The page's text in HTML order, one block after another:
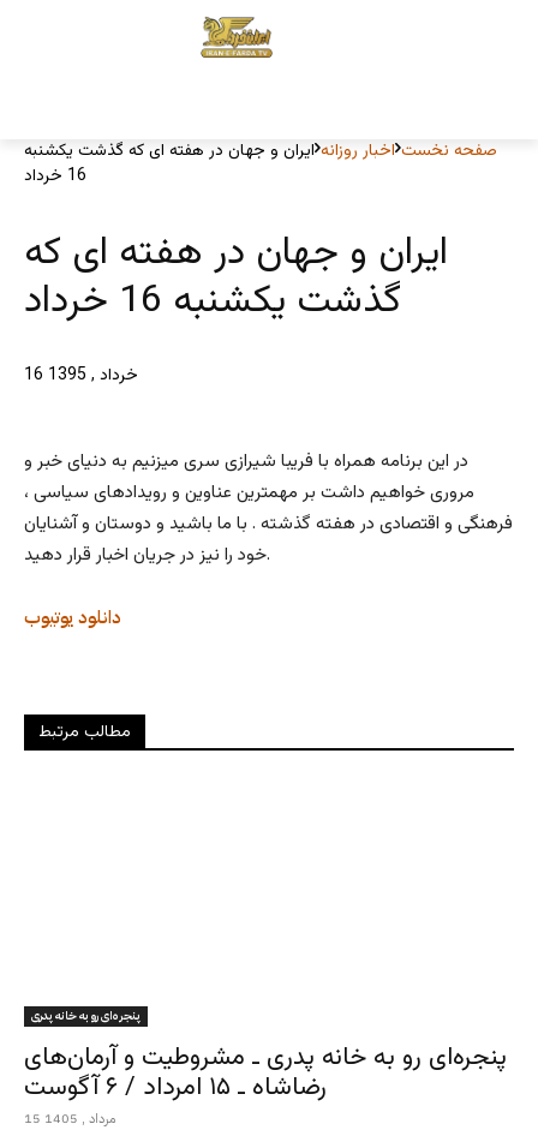
صفحه نخست اخبار روزانه ایران و جهان در هفته ای که گذشت یکشنبه
16 خرداد
ایران و جهان در هفته ای که
گذشت یکشنبه 16 خرداد
16 خرداد , 1395
در این برنامه همراه با فریبا شیرازی سری میزنیم به دنیای خبر و
مروری خواهیم داشت بر مهمترین عناوین و رویدادهای سیاسی ،
فرهنگی و اقتصادی در هفته گذشته . با ما باشید و دوستان و آشنایان
خود را نیز در جریان اخبار قرار دهید.
یوتیوب دانلود
مطالب مرتبط
پنجره‌ای رو به خانه پدری
پنجره‌ای رو به خانه پدری ـ مشروطیت و آرمان‌های
رضاشاه ـ ۱۵ امرداد / ۶ آگوست
15 مرداد , 1405